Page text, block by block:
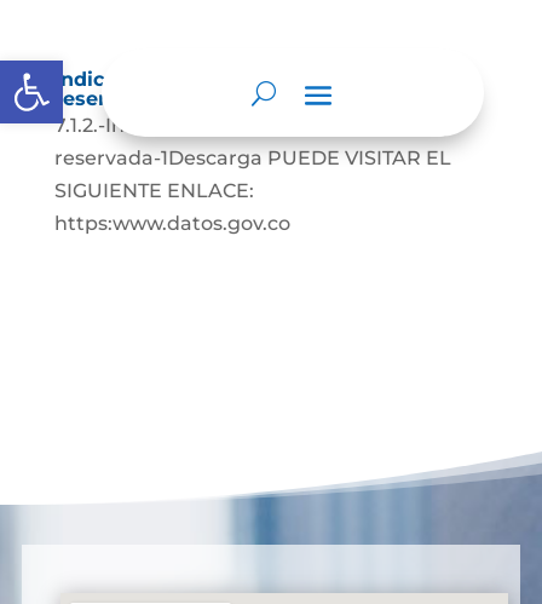
Abrir barra de herramientas
Índice de información clasificada y
reservada
7.1.2.-Indice-de-informacion-clasificada-y-
reservada-1Descarga PUEDE VISITAR EL
SIGUIENTE ENLACE:
https:www.datos.gov.co